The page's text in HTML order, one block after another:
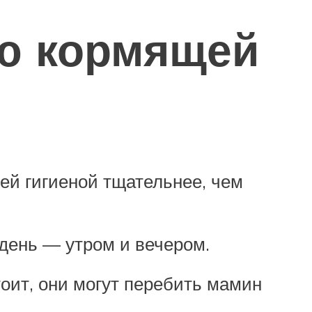
кормящей
гигиеной тщательнее, чем
— утром и вечером.
они могут перебить мамин